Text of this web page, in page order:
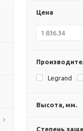
Цена
Legrand
Высота, мм.
Степень